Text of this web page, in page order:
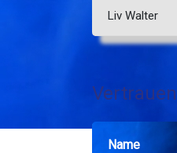
Liv Walter
Name